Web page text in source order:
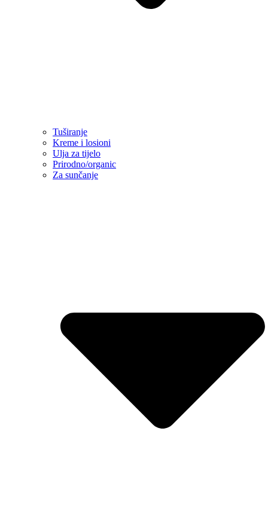
Tuširanje
Kreme i losioni
Ulja za tijelo
Prirodno/organic
Za sunčanje